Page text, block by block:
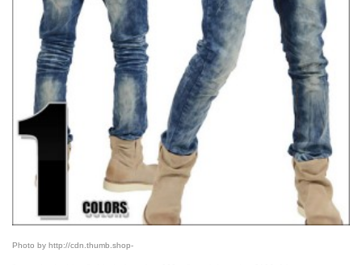
Photo by http://cdn.thumb.shop-